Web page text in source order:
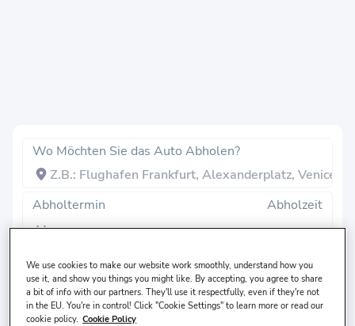
Wo Möchten Sie das Auto Abholen?
Abholtermin
7 Aug, Fr
Abholzeit
Abgabe-Datum
10 Aug, Mo
Rückgabezeit
10:00
We use cookies to make our website work smoothly, understand how you
use it, and show you things you might like. By accepting, you agree to share
a bit of info with our partners. They'll use it respectfully, even if they're not
in the EU. You're in control! Click "Cookie Settings" to learn more or read our
cookie policy. Cookie Policy